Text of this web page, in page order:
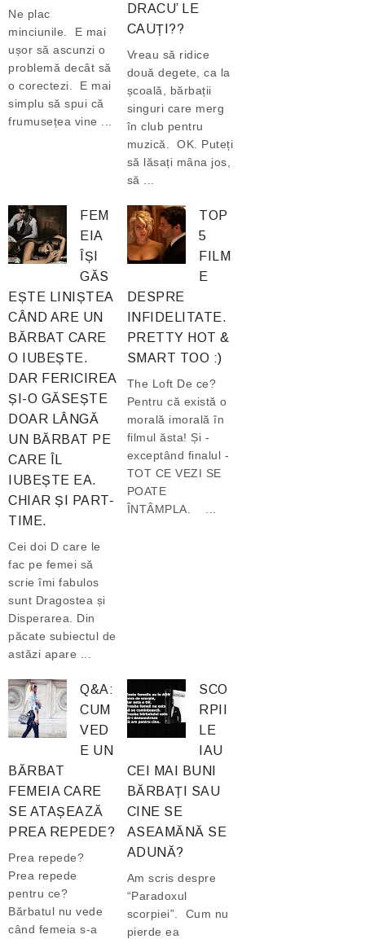
Ne plac
minciunile. E mai
ușor să ascunzi o
problemă decât să
o corectezi. E mai
simplu să spui că
frumusețea vine ...
DRACU’ LE
CAUȚI??
Vreau să ridice
două degete, ca la
școală, bărbații
singuri care merg
în club pentru
muzică. OK. Puteți
să lăsați mâna jos,
să ...
FEM
EIA
ÎȘI
GĂS
EȘTE LINIȘTEA
CÂND ARE UN
BĂRBAT CARE
O IUBEȘTE.
DAR FERICIREA
ȘI-O GĂSEȘTE
DOAR LÂNGĂ
UN BĂRBAT PE
CARE ÎL
IUBEȘTE EA.
CHIAR ȘI PART-
TIME.
Cei doi D care le
fac pe femei să
scrie îmi fabulos
sunt Dragostea și
Disperarea. Din
păcate subiectul de
astăzi apare ...
TOP
5
FILM
E
DESPRE
INFIDELITATE.
PRETTY HOT &
SMART TOO :)
The Loft De ce?
Pentru că există o
morală imorală în
filmul ăsta! Și -
exceptând finalul -
TOT CE VEZI SE
POATE
ÎNTÂMPLA. ...
Q&A:
CUM
VED
E UN
BĂRBAT
FEMEIA CARE
SE ATAȘEAZĂ
PREA REPEDE?
Prea repede?
Prea repede
pentru ce?
Bărbatul nu vede
când femeia s-a
SCO
RPII
LE
IAU
CEI MAI BUNI
BĂRBAȚI SAU
CINE SE
ASEAMĂNĂ SE
ADUNĂ?
Am scris despre
“Paradoxul
scorpiei”. Cum nu
pierde ea